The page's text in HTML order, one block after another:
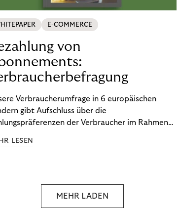
E-COMMERCE
von
Verbraucherumfrage in 6 europäischen
gibt Aufschluss über die
der Verbraucher im Rahmen
um zu erfahren, wie Sie
LESEN
MEHR LADEN